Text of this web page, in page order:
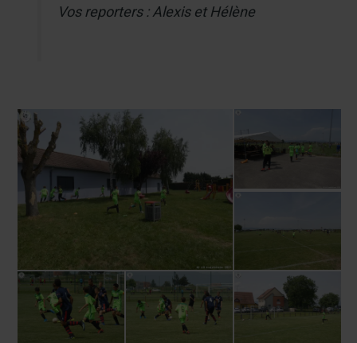
Vos reporters : Alexis et Hélène